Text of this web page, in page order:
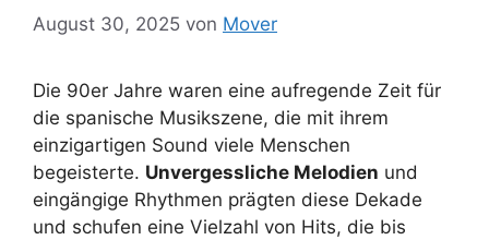
August 30, 2025 von Mover
Die 90er Jahre waren eine aufregende Zeit für
die spanische Musikszene, die mit ihrem
einzigartigen Sound viele Menschen
begeisterte. Unvergessliche Melodien und
eingängige Rhythmen prägten diese Dekade
und schufen eine Vielzahl von Hits, die bis